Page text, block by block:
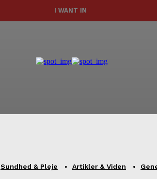
I WANT IN
Sundhed & Pleje Artikler & Viden